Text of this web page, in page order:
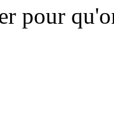
pour